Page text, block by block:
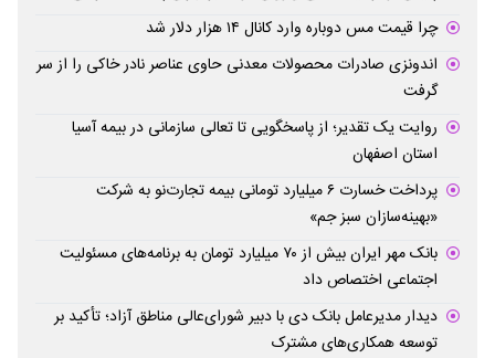
چرا قیمت مس دوباره وارد کانال ۱۴ هزار دلار شد
اندونزی صادرات محصولات معدنی حاوی عناصر نادر خاکی را از سر
گرفت
روایت یک تقدیر؛ از پاسخگویی تا تعالی سازمانی در بیمه آسیا
استان اصفهان
پرداخت خسارت ۶ میلیارد تومانی بیمه تجارت‌نو به شرکت
«بهینه‌سازان سبز جم»
بانک مهر ایران بیش از ۷۰ میلیارد تومان به برنامه‌های مسئولیت
اجتماعی اختصاص داد
دیدار مدیرعامل بانک دی با دبیر شورای‌عالی مناطق آزاد؛ تأکید بر
توسعه همکاری‌های مشترک